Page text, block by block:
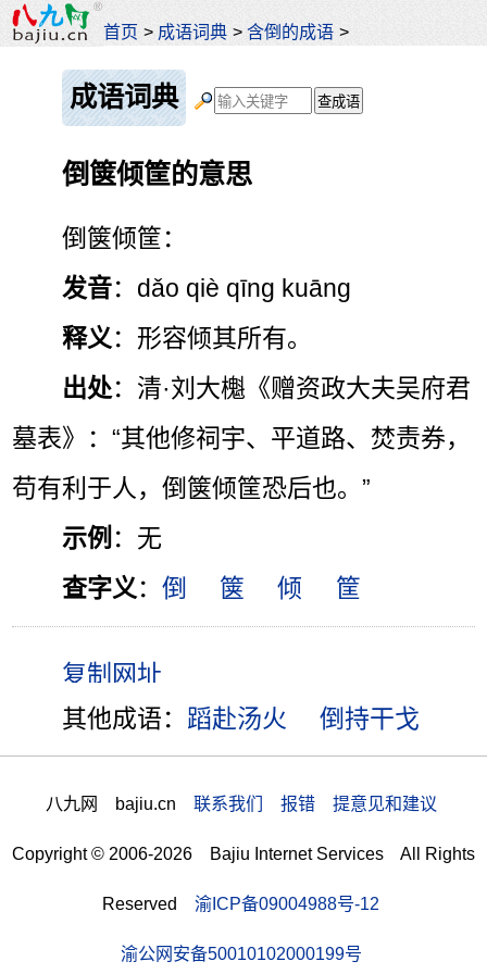
首页 > 成语词典 >含倒的成语 >
成语词典
倒箧倾筐的意思
倒箧倾筐：
发音：dǎo qiè qīng kuāng
释义 ：形容倾其所有。
出处：清·刘大櫆《赠资政大夫吴府君
墓表》：“其他修祠宇、平道路、焚责券，
苟有利于人，倒箧倾筐恐后也。”
示例 ：无
查字义 ：倒 箧 倾 筐
其他成语： 蹈赴汤火 倒持干戈
八九网 bajiu.cn 联系我们 报错 提意见和建议
Copyright © 2006-2026 Bajiu Internet Services All Rights
Reserved 渝ICP备09004988号-12
渝公网安备50010102000199号